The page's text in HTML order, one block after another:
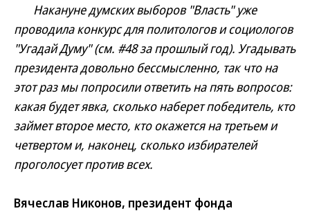
Накануне думских выборов "Власть" уже
проводила конкурс для политологов и социологов
"Угадай Думу" (см. #48 за прошлый год). Угадывать
президента довольно бессмысленно, так что на
этот раз мы попросили ответить на пять вопросов:
какая будет явка, сколько наберет победитель, кто
займет второе место, кто окажется на третьем и
четвертом и, наконец, сколько избирателей
проголосует против всех.
Вячеслав Никонов, президент фонда